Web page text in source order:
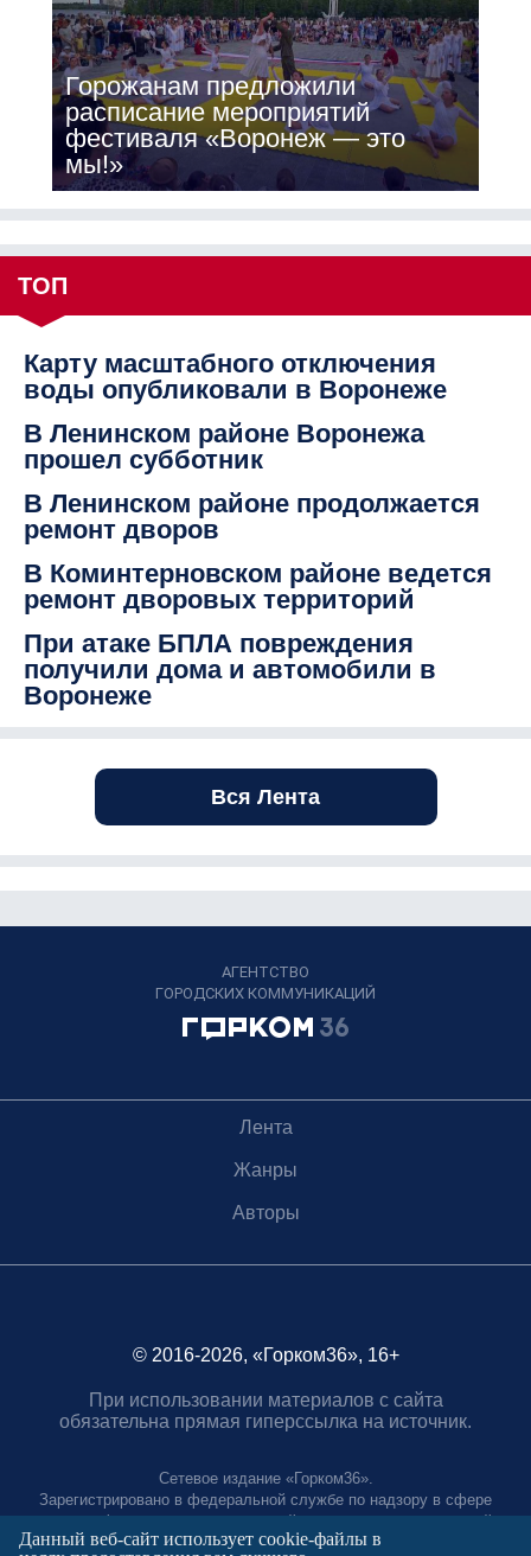
Горожанам предложили
расписание мероприятий
фестиваля «Воронеж — это
мы!»
ТОП
Карту масштабного отключения
воды опубликовали в Воронеже
В Ленинском районе Воронежа
прошел субботник
В Ленинском районе продолжается
ремонт дворов
В Коминтерновском районе ведется
ремонт дворовых территорий
При атаке БПЛА повреждения
получили дома и автомобили в
Воронеже
Вся Лента
АГЕНТСТВО
ГОРОДСКИХ КОММУНИКАЦИЙ
Лента
Жанры
Авторы
© 2016-2026, «Горком36», 16+
При использовании материалов с сайта
обязательна прямая гиперссылка на источник.
Сетевое издание «Горком36».
Зарегистрировано в федеральной службе по надзору в сфере
связи, информационных технологий и массовых коммуникаций.
Регистрационный номер ЭЛ № ФС77-88966 от 21 января 2025 г.
Данный веб-сайт использует cookie-файлы в